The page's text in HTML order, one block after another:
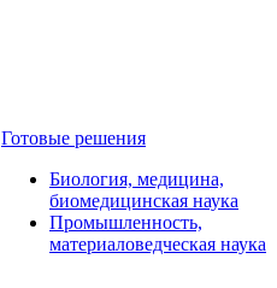
Готовые решения
Биология, медицина,
биомедицинская наука
Промышленность,
материаловедческая наука